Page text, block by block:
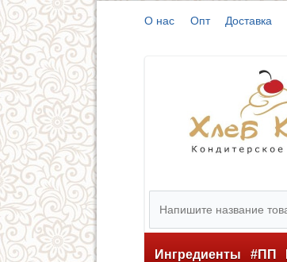
О нас Опт Доставка
Ингредиенты #ПП